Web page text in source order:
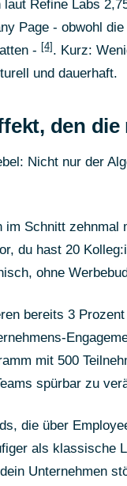
Refine Labs
Page - obwohl
- [4]. Kurz:
und dauerhaft.
den
Nicht nur der
im Schnitt
du hast 20
ohne
bereits 3
mit 500
spürbar zu
die über
als klassische
Unternehmen